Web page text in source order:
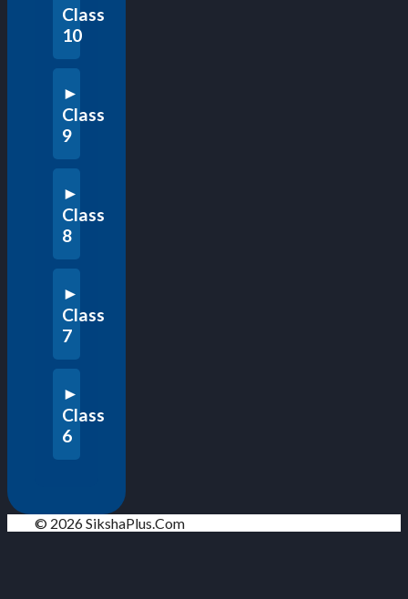
Class
10
Class
9
Class
8
Class
7
Class
6
© 2026 SikshaPlus.Com